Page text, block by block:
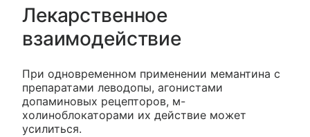
Лекарственное
взаимодействие
При одновременном применении мемантина с
препаратами леводопы, агонистами
допаминовых рецепторов, м-
холиноблокаторами их действие может
усилиться.